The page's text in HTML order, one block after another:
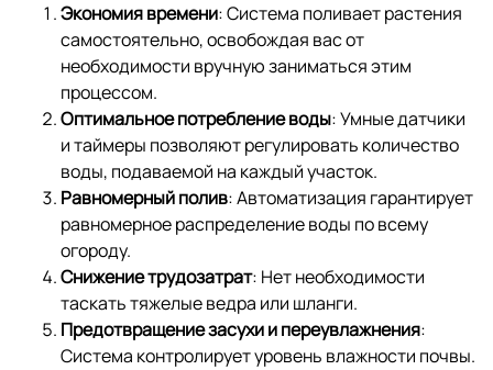
Экономия времени: Система поливает растения
самостоятельно, освобождая вас от
необходимости вручную заниматься этим
процессом.
Оптимальное потребление воды: Умные датчики
и таймеры позволяют регулировать количество
воды, подаваемой на каждый участок.
Равномерный полив: Автоматизация гарантирует
равномерное распределение воды по всему
огороду.
Снижение трудозатрат: Нет необходимости
таскать тяжелые ведра или шланги.
Предотвращение засухи и переувлажнения:
Система контролирует уровень влажности почвы.